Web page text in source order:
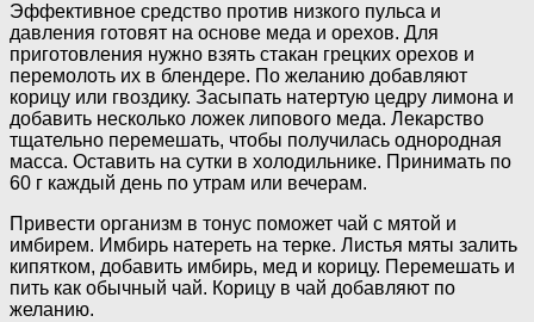
Эффективное средство против низкого пульса и
давления готовят на основе меда и орехов. Для
приготовления нужно взять стакан грецких орехов и
перемолоть их в блендере. По желанию добавляют
корицу или гвоздику. Засыпать натертую цедру лимона и
добавить несколько ложек липового меда. Лекарство
тщательно перемешать, чтобы получилась однородная
масса. Оставить на сутки в холодильнике. Принимать по
60 г каждый день по утрам или вечерам.
Привести организм в тонус поможет чай с мятой и
имбирем. Имбирь натереть на терке. Листья мяты залить
кипятком, добавить имбирь, мед и корицу. Перемешать и
пить как обычный чай. Корицу в чай добавляют по
желанию.